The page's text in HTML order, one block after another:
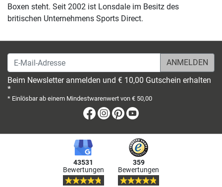
Boxen steht. Seit 2002 ist Lonsdale im Besitz des
britischen Unternehmens Sports Direct.
E-Mail-Adresse
Beim Newsletter anmelden und € 10,00 Gutschein erhalten
*
* Einlösbar ab einem Mindestwarenwert von € 50,00
Facebook
Instagram
Pinterest
43531
Bewertungen
359
Bewertungen